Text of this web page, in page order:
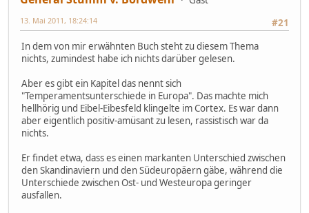
#21
13. Mai 2011, 18:24:14
In dem von mir erwähnten Buch steht zu diesem Thema
nichts, zumindest habe ich nichts darüber gelesen.
Aber es gibt ein Kapitel das nennt sich
"Temperamentsunterschiede in Europa". Das machte mich
hellhörig und Eibel-Eibesfeld klingelte im Cortex. Es war dann
aber eigentlich positiv-amüsant zu lesen, rassistisch war da
nichts.
Er findet etwa, dass es einen markanten Unterschied zwischen
den Skandinaviern und den Südeuropäern gäbe, während die
Unterschiede zwischen Ost- und Westeuropa geringer
ausfallen.